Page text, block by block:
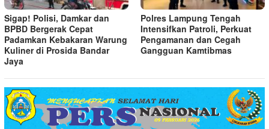
Sigap! Polisi, Damkar dan
BPBD Bergerak Cepat
Padamkan Kebakaran Warung
Kuliner di Prosida Bandar
Jaya
Polres Lampung Tengah
Intensifkan Patroli, Perkuat
Pengamanan dan Cegah
Gangguan Kamtibmas